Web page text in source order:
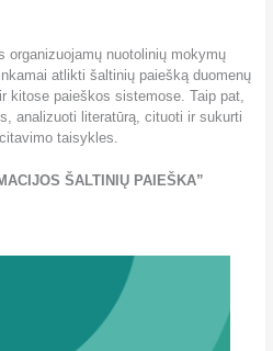
organizuojamų nuotolinių mokymų
atlikti šaltinių paiešką duomenų
kitose paieškos sistemose. Taip pat,
analizuoti literatūrą, cituoti ir sukurti
taisykles.
ŠALTINIŲ PAIEŠKA”